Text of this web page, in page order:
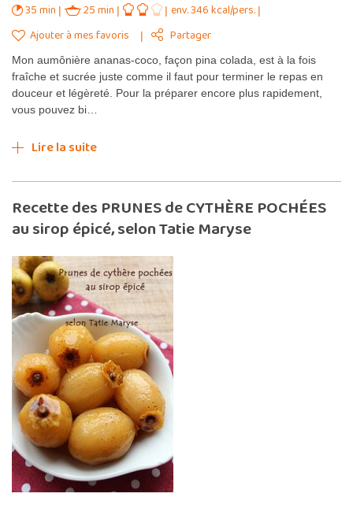
35 min 25 min
env. 346 kcal/pers.
Ajouter à mes favoris
Partager
Mon aumônière ananas-coco, façon pina colada, est à la fois
fraîche et sucrée juste comme il faut pour terminer le repas en
douceur et légèreté. Pour la préparer encore plus rapidement,
vous pouvez bi…
Lire la suite
Recette des PRUNES de CYTHÈRE POCHÉES
au sirop épicé, selon Tatie Maryse